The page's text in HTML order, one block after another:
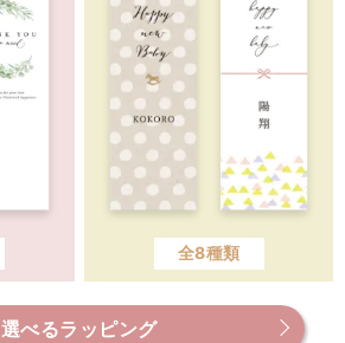
全8種類
選べるラッピング